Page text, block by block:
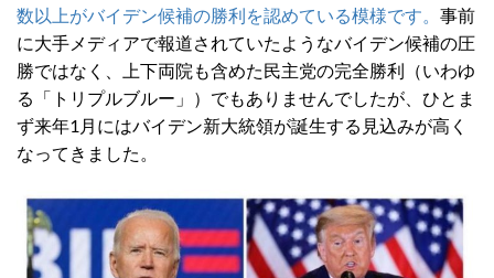
数以上がバイデン候補の勝利を認めている模様です。 事前
に大手メディアで報道されていたようなバイデン候補の圧
勝ではなく、上下両院も含めた民主党の完全勝利（いわゆ
る「トリプルブルー」）でもありませんでしたが、ひとま
ず来年1月にはバイデン新大統領が誕生する見込みが高く
なってきました。